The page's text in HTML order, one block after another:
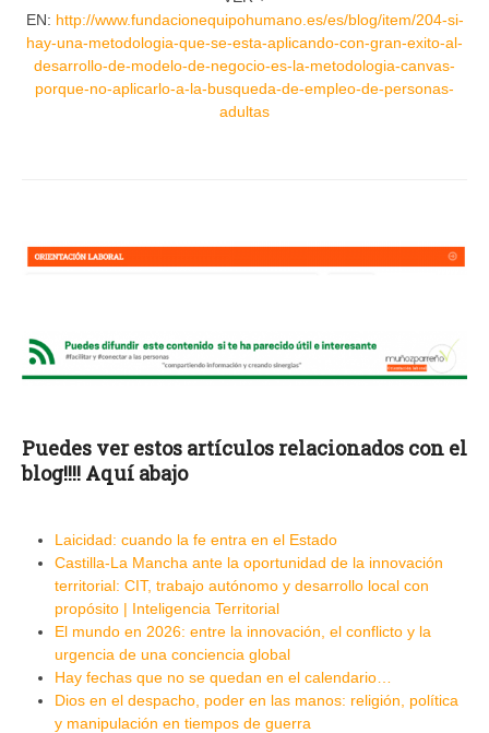
EN: http://www.fundacionequipohumano.es/es/blog/item/204-si-
hay-una-metodologia-que-se-esta-aplicando-con-gran-exito-al-
desarrollo-de-modelo-de-negocio-es-la-metodologia-canvas-
porque-no-aplicarlo-a-la-busqueda-de-empleo-de-personas-
adultas
Puedes ver estos artículos relacionados con el
blog!!!! Aquí abajo
Laicidad: cuando la fe entra en el Estado
Castilla-La Mancha ante la oportunidad de la innovación
territorial: CIT, trabajo autónomo y desarrollo local con
propósito | Inteligencia Territorial
El mundo en 2026: entre la innovación, el conflicto y la
urgencia de una conciencia global
Hay fechas que no se quedan en el calendario…
Dios en el despacho, poder en las manos: religión, política
y manipulación en tiempos de guerra